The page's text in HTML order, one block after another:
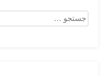
جستجو
برای: